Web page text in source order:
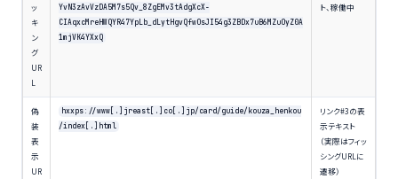
ッ
キ
ン
グ
UR
L
YvN3zAvVzDA5M7s5Qv_8ZgEMv3tAdgXcX-
CIAqxcMreHWQYR47YpLb_dLytHgvQfwOsJI54g3ZBDx7uB6MZuOyZ0A
1mjVK4YXxQ
ト、稼働中
偽
装
表
示
UR
hxxps://www[.]jreast[.]co[.]jp/card/guide/kouza_henkou
/index[.]html
リンク#3の表
示テキスト
（実際はフィッ
シングURLに
遷移）